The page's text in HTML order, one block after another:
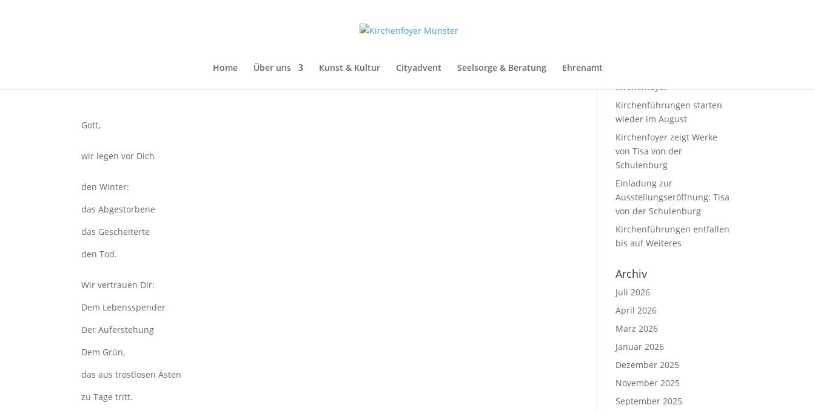
Home Über uns Kunst & Kultur Cityadvent Seelsorge & Beratung Ehrenamt
Gott,
wir legen vor Dich
den Winter:
das Abgestorbene
das Gescheiterte
den Tod.
Wir vertrauen Dir:
Dem Lebensspender
Der Auferstehung
Dem Grün,
das aus trostlosen Ästen
zu Tage tritt.
Kirchenfoyer
Kirchenführungen starten
wieder im August
Kirchenfoyer zeigt Werke
von Tisa von der
Schulenburg
Einladung zur
Ausstellungseröffnung: Tisa
von der Schulenburg
Kirchenführungen entfallen
bis auf Weiteres
Archiv
Juli 2026
April 2026
März 2026
Januar 2026
Dezember 2025
November 2025
September 2025